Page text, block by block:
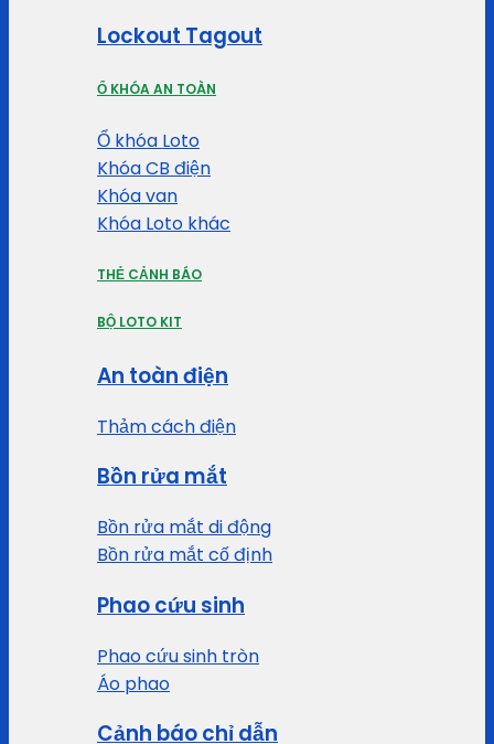
Lockout Tagout
Ổ KHÓA AN TOÀN
Ổ khóa Loto
Khóa CB điện
Khóa van
Khóa Loto khác
THẺ CẢNH BÁO
BỘ LOTO KIT
An toàn điện
Thảm cách điện
Bồn rửa mắt
Bồn rửa mắt di động
Bồn rửa mắt cố định
Phao cứu sinh
Phao cứu sinh tròn
Áo phao
Cảnh báo chỉ dẫn